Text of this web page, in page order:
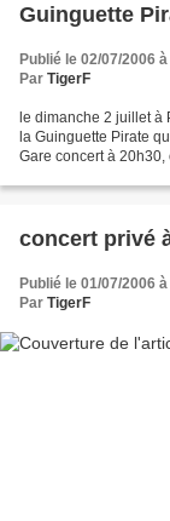
Guinguette
Publié le 02/07/2006
Par TigerF
le dimanche 2 juillet à
la Guinguette Pirate
Gare concert à
concert privé
Publié le 01/07/2006
Par TigerF